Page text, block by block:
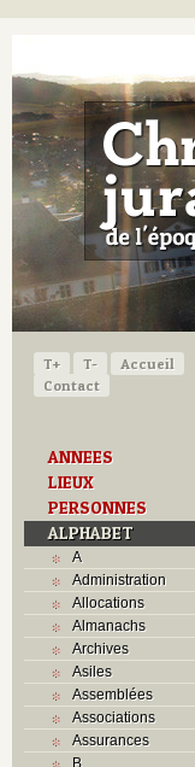
T+ T-
Accueil
Contact
ANNEES
LIEUX
PERSONNES
ALPHABET
A
Administration
Allocations
Almanachs
Archives
Asiles
Assemblées
Associations
Assurances
B